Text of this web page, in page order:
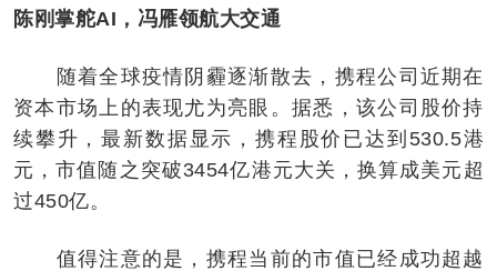
陈刚掌舵AI，冯雁领航大交通
随着全球疫情阴霾逐渐散去，携程公司近期在
资本市场上的表现尤为亮眼。据悉，该公司股价持
续攀升，最新数据显示，携程股价已达到530.5港
元，市值随之突破3454亿港元大关，换算成美元超
过450亿。
值得注意的是，携程当前的市值已经成功超越